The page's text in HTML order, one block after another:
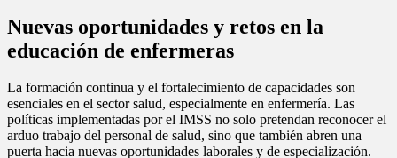
Nuevas oportunidades y retos en la
educación de enfermeras
La formación continua y el fortalecimiento de capacidades son
esenciales en el sector salud, especialmente en enfermería. Las
políticas implementadas por el IMSS no solo pretendan reconocer el
arduo trabajo del personal de salud, sino que también abren una
puerta hacia nuevas oportunidades laborales y de especialización.